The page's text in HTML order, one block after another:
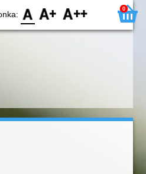
F0 F1 F2 0